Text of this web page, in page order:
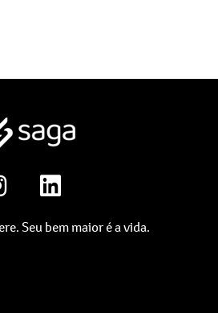
Seu bem maior é a vida.